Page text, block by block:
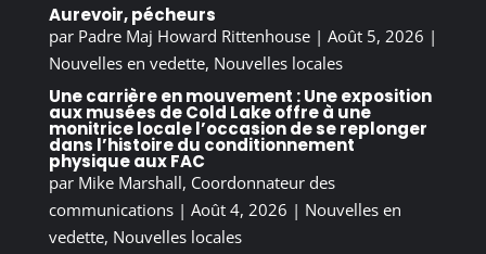
Aurevoir, pécheurs
par Padre Maj Howard Rittenhouse| Août 5, 2026 |
Nouvelles en vedette, Nouvelles locales
Une carrière en mouvement : Une exposition
aux musées de Cold Lake offre à une
monitrice locale l’occasion de se replonger
dans l’histoire du conditionnement
physique aux FAC
par Mike Marshall, Coordonnateur des
communications| Août 4, 2026 | Nouvelles en
vedette, Nouvelles locales